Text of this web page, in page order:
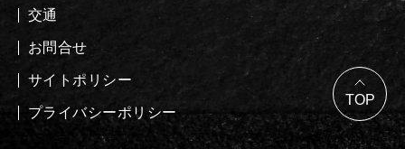
交通
お問合せ
サイトポリシー
プライバシーポリシー